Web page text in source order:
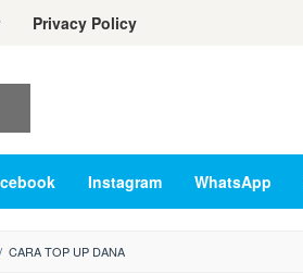
Privacy Policy
Instagram WhatsApp
/ CARA TOP UP DANA